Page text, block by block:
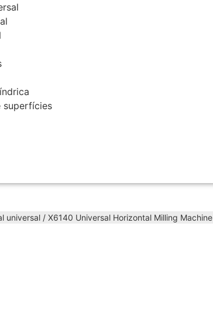
superfícies
universal / X6140 Universal Horizontal Milling Machine